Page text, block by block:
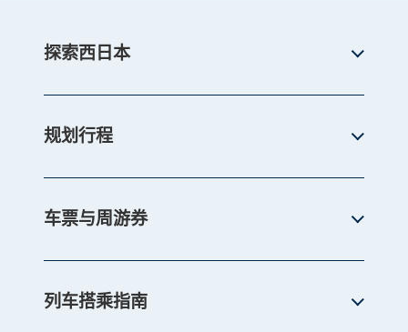
探索西日本
规划行程
车票与周游券
列车搭乘指南